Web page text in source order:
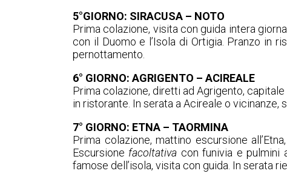
5°GIORNO: SIRACUSA – NOTO
Prima colazione, visita con guida intera
con il Duomo e l’Isola di Ortigia. Pranzo in
pernottamento.
6° GIORNO: AGRIGENTO – ACIREALE
Prima colazione, diretti ad Agrigento,
in ristorante. In serata a Acireale o
7° GIORNO: ETNA – TAORMINA
Prima colazione, mattino escursione
Escursione facoltativa con funivia e pulmini
famose dell’isola, visita con guida. In serata